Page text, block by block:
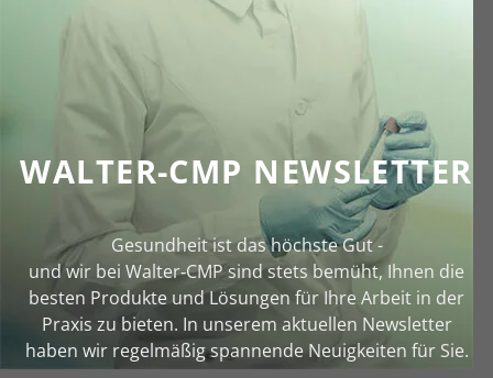
WALTER-CMP NEWSLETTER
Gesundheit ist das höchste Gut -
und wir bei Walter‑CMP sind stets bemüht, Ihnen die
besten Produkte und Lösungen für Ihre Arbeit in der
Praxis zu bieten. In unserem aktuellen Newsletter
haben wir regelmäßig spannende Neuigkeiten für Sie.